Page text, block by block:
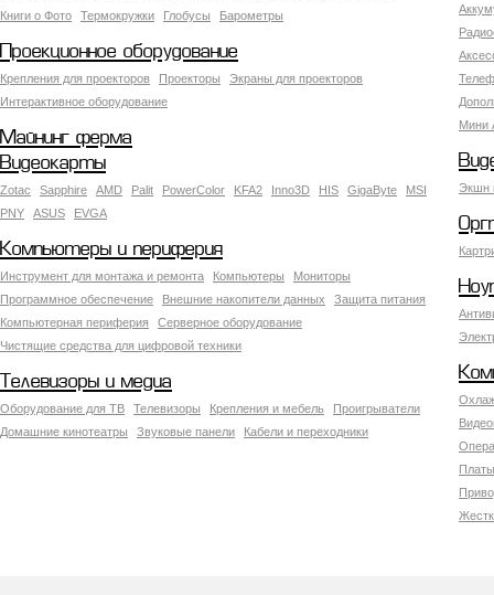
Книги о Фото
Термокружки Глобусы Барометры
Мини
Проекционное оборудование
Крепления для проекторов Проекторы
Экраны для проекторов
Интерактивное оборудование
Майнинг ферма
Экшн
Видеокарты
Zotac Sapphire AMD Palit PowerColor KFA2 Inno3D HIS GigaByte
MSI
PNY
ASUS EVGA
Компьютеры и периферия
Инструмент для монтажа и ремонта Компьютеры
Мониторы
Программное обеспечение
Внешние накопители данных
Защита питания
Компьютерная периферия
Серверное оборудование
Чистящие средства для цифровой техники
Телевизоры и медиа
Оборудование для ТВ Телевизоры Крепления и мебель
Проигрыватели
Домашние кинотеатры
Звуковые панели Кабели и переходники